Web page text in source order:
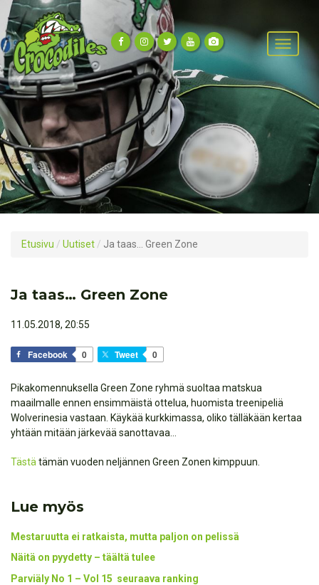
Etusivu / Uutiset / Ja taas… Green Zone
Ja taas… Green Zone
11.05.2018, 20:55
Facebook 0 Tweet 0
Pikakomennuksella Green Zone ryhmä suoltaa matskua
maailmalle ennen ensimmäistä ottelua, huomista treenipeliä
Wolverinesia vastaan. Käykää kurkkimassa, oliko tälläkään kertaa
yhtään mitään järkevää sanottavaa…
Tästä tämän vuoden neljännen Green Zonen kimppuun.
Lue myös
Mestaruutta ei ratkaista, mutta paljon on pelissä
Näitä on pyydetty – täältä tulee
Parviäly No 1 – Vol 15 seuraava ranking